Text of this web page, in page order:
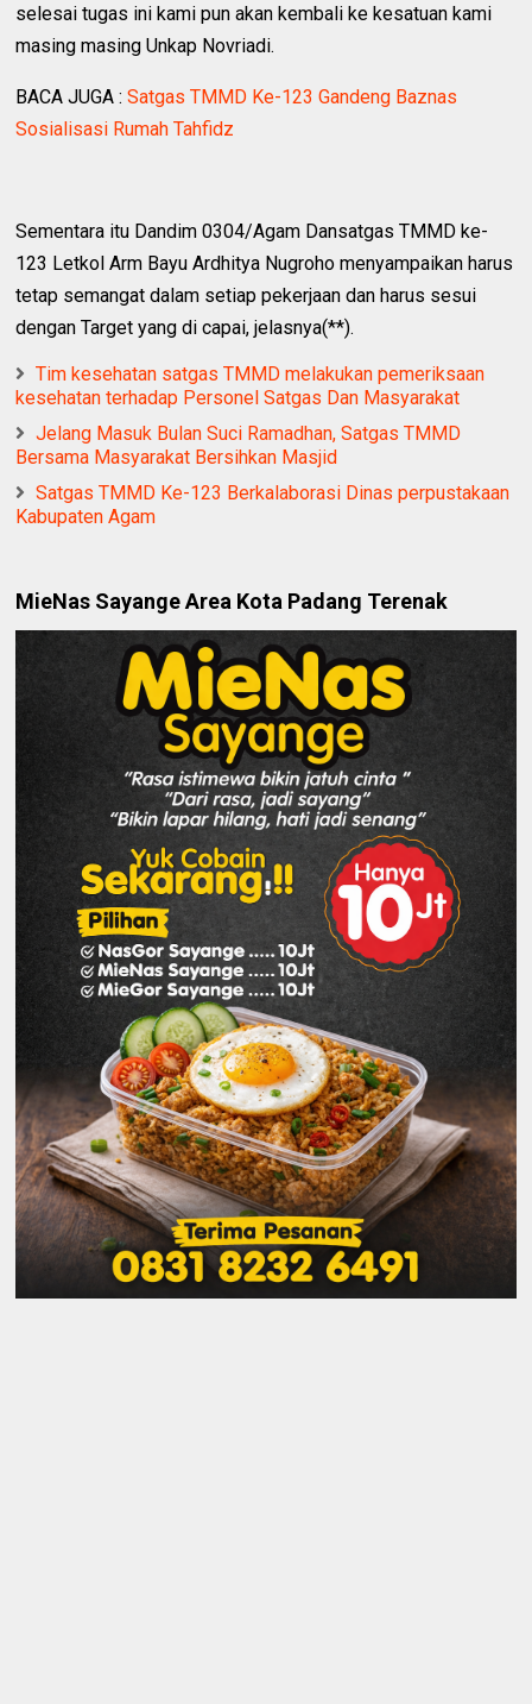
selesai tugas ini kami pun akan kembali ke kesatuan kami
masing masing Unkap Novriadi.
BACA JUGA :Satgas TMMD Ke-123 Gandeng Baznas
Sosialisasi Rumah Tahfidz
Sementara itu Dandim 0304/Agam Dansatgas TMMD ke-
123 Letkol Arm Bayu Ardhitya Nugroho menyampaikan harus
tetap semangat dalam setiap pekerjaan dan harus sesui
dengan Target yang di capai, jelasnya(**).
Tim kesehatan satgas TMMD melakukan pemeriksaan
kesehatan terhadap Personel Satgas Dan Masyarakat
Jelang Masuk Bulan Suci Ramadhan, Satgas TMMD
Bersama Masyarakat Bersihkan Masjid
Satgas TMMD Ke-123 Berkalaborasi Dinas perpustakaan
Kabupaten Agam
MieNas Sayange Area Kota Padang Terenak